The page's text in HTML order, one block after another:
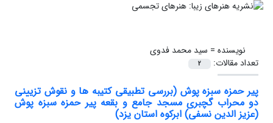
نویسنده = سید محمد فدوی
تعداد مقالات:
2
پیر حمزه سبزه پوش (بررسی تطبیقی کتیبه ها و نقوش تزیینی
دو محراب گچبری مسجد جامع و بقعه پیر حمزه سبزه پوش
(عزیز الدین نسفی) ابرکوه استان یزد)